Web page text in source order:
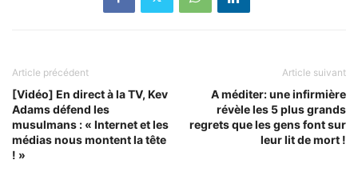
Article précédent
[Vidéo] En direct à la TV, Kev
Adams défend les
musulmans : « Internet et les
médias nous montent la tête
! »
Article suivant
A méditer: une infirmière
révèle les 5 plus grands
regrets que les gens font sur
leur lit de mort !